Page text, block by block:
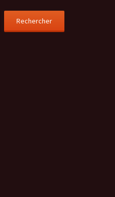
Rechercher